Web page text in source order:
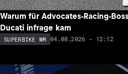
Warum für Advocates-Racing-
Ducati infrage kam
SUPERBIKE WM 04.08.2026 - 12:12